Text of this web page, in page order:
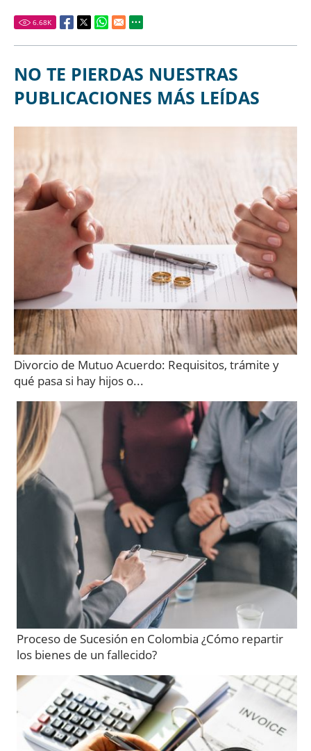
6.68K
NO TE PIERDAS NUESTRAS
PUBLICACIONES MÁS LEÍDAS
Divorcio de Mutuo Acuerdo: Requisitos, trámite y
qué pasa si hay hijos o...
Proceso de Sucesión en Colombia ¿Cómo repartir
los bienes de un fallecido?